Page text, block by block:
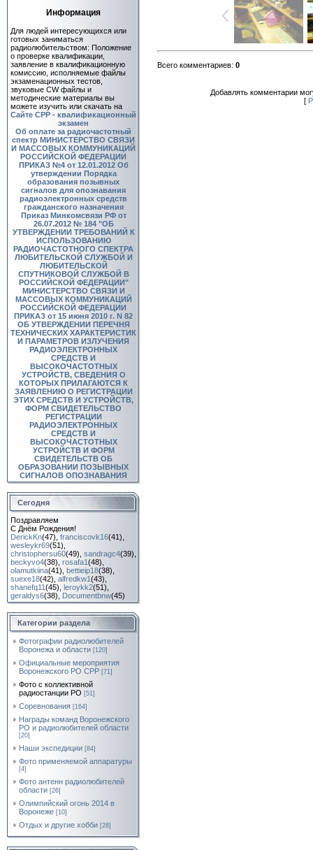
Информация
Для людей интересующихся или
готовых заниматься
радиолюбительством: Положение
о проверке квалификации,
заявление в квалификационную
комиссию, исполняемые файлы
экзаменационных тестов,
звуковые CW файлы и
методические материалы вы
можете изучить или скачать на
Сайте СРР - квалификационный
экзамен
Об оплате за радиочастотный
спектр МИНИСТЕРСТВО СВЯЗИ
И МАССОВЫХ КОММУНИКАЦИЙ
РОССИЙСКОЙ ФЕДЕРАЦИИ
ПРИКАЗ №4 от 12.01.2012 Об
утверждении Порядка
образования позывных
сигналов для опознавания
радиоэлектронных средств
гражданского назначения
Приказ Минкомсвязи РФ от
26.07.2012 № 184 "ОБ
УТВЕРЖДЕНИИ ТРЕБОВАНИЙ К
ИСПОЛЬЗОВАНИЮ
РАДИОЧАСТОТНОГО СПЕКТРА
ЛЮБИТЕЛЬСКОЙ СЛУЖБОЙ И
ЛЮБИТЕЛЬСКОЙ
СПУТНИКОВОЙ СЛУЖБОЙ В
РОССИЙСКОЙ ФЕДЕРАЦИИ"
МИНИСТЕРСТВО СВЯЗИ И
МАССОВЫХ КОММУНИКАЦИЙ
РОССИЙСКОЙ ФЕДЕРАЦИИ
ПРИКАЗ от 15 июня 2010 г. N 82
ОБ УТВЕРЖДЕНИИ ПЕРЕЧНЯ
ТЕХНИЧЕСКИХ ХАРАКТЕРИСТИК
И ПАРАМЕТРОВ ИЗЛУЧЕНИЯ
РАДИОЭЛЕКТРОННЫХ
СРЕДСТВ И
ВЫСОКОЧАСТОТНЫХ
УСТРОЙСТВ, СВЕДЕНИЯ О
КОТОРЫХ ПРИЛАГАЮТСЯ К
ЗАЯВЛЕНИЮ О РЕГИСТРАЦИИ
ЭТИХ СРЕДСТВ И УСТРОЙСТВ,
ФОРМ СВИДЕТЕЛЬСТВО
РЕГИСТРАЦИИ
РАДИОЭЛЕКТРОННЫХ
СРЕДСТВ И
ВЫСОКОЧАСТОТНЫХ
УСТРОЙСТВ И ФОРМ
СВИДЕТЕЛЬСТВ ОБ
ОБРАЗОВАНИИ ПОЗЫВНЫХ
СИГНАЛОВ ОПОЗНАВАНИЯ
Сегодня
Поздравляем
С Днём Рождения!
DerickKn(47) franciscovk16(41)
wesleykr69(51)
christophersu60(49) sandragc4(39)
beckyvo4(38) rosafa1(48)
olamutkiina(41) bettieip18(38)
suexe18(42) alfredkw1(43)
shanefq11(45) leroykk2(51)
geraldys6(38) Documentbnw(45)
Категории раздела
Фотографии радиолюбителей
Воронежа и области [120]
Официальные мероприятия
Воронежского РО СРР [71]
Фото с коллективной
радиостанции РО [51]
Соревнования [164]
Награды команд Воронежского
РО и радиолюбителей области
[20]
Наши экспедиции [84]
Фото применяемой аппаратуры
[4]
Фото антенн радиолюбителей
области [26]
Олимпийский огонь 2014 в
Воронеже [10]
Отдых и другие хобби [28]
Всего комментариев: 0
Добавлять комментарии
[